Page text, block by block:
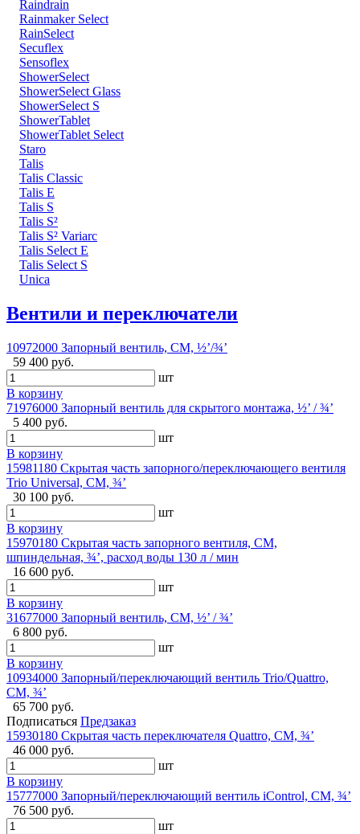
Raindrain
Rainmaker Select
RainSelect
Secuflex
Sensoflex
ShowerSelect
ShowerSelect Glass
ShowerSelect S
ShowerTablet
ShowerTablet Select
Staro
Talis
Talis Classic
Talis E
Talis S
Talis S²
Talis S² Variarc
Talis Select E
Talis Select S
Unica
Вентили и переключатели
10972000 Запорный вентиль, СМ, ½’/¾’
59 400 руб.
шт
В корзину
71976000 Запорный вентиль для скрытого монтажа, ½’ / ¾’
5 400 руб.
шт
В корзину
15981180 Скрытая часть запорного/переключающего вентиля
Trio Universal, СМ, ¾’
30 100 руб.
шт
В корзину
15970180 Скрытая часть запорного вентиля, СМ,
шпиндельная, ¾’, расход воды 130 л / мин
16 600 руб.
шт
В корзину
31677000 Запорный вентиль, СМ, ½’ / ¾’
6 800 руб.
шт
В корзину
10934000 Запорный/переключающий вентиль Trio/Quattro,
СМ, ¾’
65 700 руб.
Подписаться Предзаказ
15930180 Скрытая часть переключателя Quattro, СМ, ¾’
46 000 руб.
шт
В корзину
15777000 Запорный/переключающий вентиль iControl, СМ, ¾’
76 500 руб.
шт